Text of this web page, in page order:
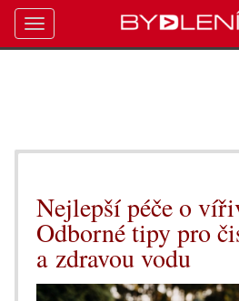
Nejlepší péče o
Odborné tipy pro
a zdravou vodu
Toggle
navigation